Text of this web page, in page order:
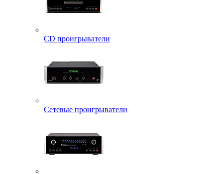
CD проигрыватели
Сетевые проигрыватели